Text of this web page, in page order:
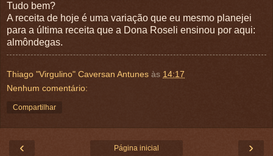
Tudo bem?
A receita de hoje é uma variação que eu mesmo planejei
para a última receita que a Dona Roseli ensinou por aqui:
almôndegas.
Thiago "Virgulino" Caversan Antunes às 14:17
Nenhum comentário:
Compartilhar
‹ ›
Página inicial